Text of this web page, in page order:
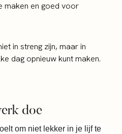
maken en goed voor
in streng zijn, maar in
dag opnieuw kunt maken.
doe
om niet lekker in je lijf te